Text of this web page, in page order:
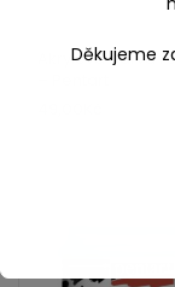
Akrylová barva
Děkujeme